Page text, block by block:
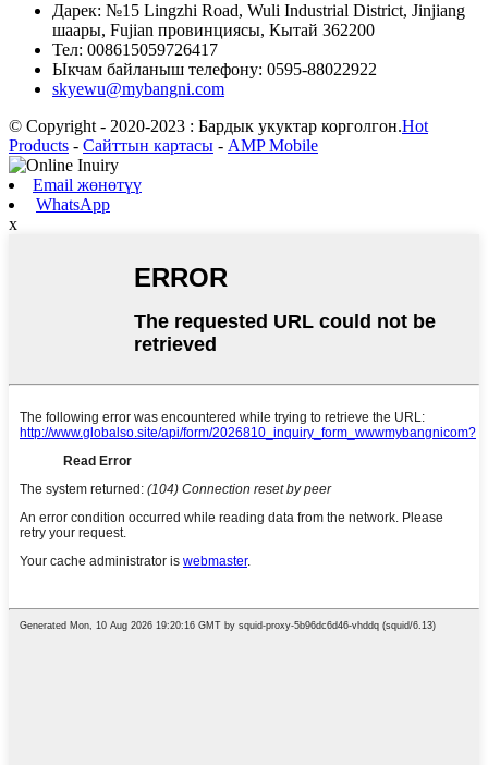
Дарек: №15 Lingzhi Road, Wuli Industrial District, Jinjiang
шаары, Fujian провинциясы, Кытай 362200
Тел: 008615059726417
Ыкчам байланыш телефону: 0595-88022922
skyewu@mybangni.com
© Copyright - 2020-2023 : Бардык укуктар корголгон.Hot
Products - Сайттын картасы - AMP Mobile
Email жөнөтүү
WhatsApp
x